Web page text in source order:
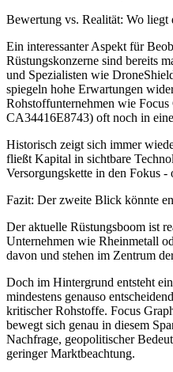
Bewertung vs. Realität: Wo liegt
Ein interessanter Aspekt für
Rüstungskonzerne sind bereits
und Spezialisten wie
spiegeln hohe Erwartungen
Rohstoffunternehmen wie
CA34416E8743) oft noch in
Historisch zeigt sich immer
fließt Kapital in sichtbare
Versorgungskette in den Fokus
Fazit: Der zweite Blick könnte
Der aktuelle Rüstungsboom ist
Unternehmen wie Rheinmetall
davon und stehen im Zentrum
Doch im Hintergrund entsteht
mindestens genauso
kritischer Rohstoffe. Focus
bewegt sich genau in diesem
Nachfrage, geopolitischer
geringer Marktbeachtung.